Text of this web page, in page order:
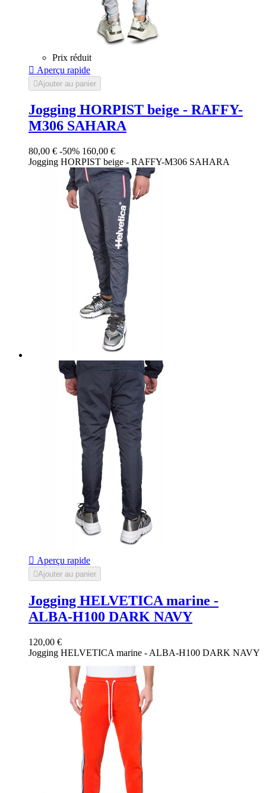
Prix réduit
 Aperçu rapide
Ajouter au panier
Jogging HORPIST beige - RAFFY-
M306 SAHARA
80,00 € -50% 160,00 €
Jogging HORPIST beige - RAFFY-M306 SAHARA
 Aperçu rapide
Ajouter au panier
Jogging HELVETICA marine -
ALBA-H100 DARK NAVY
120,00 €
Jogging HELVETICA marine - ALBA-H100 DARK NAVY